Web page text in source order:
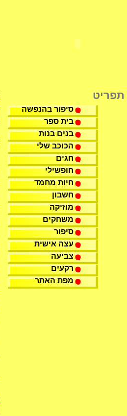
תפריט
סיפור בהנפשה
בית ספר
בנים בנות
הכוכב שלי
חגים
חופשילי
חיות מחמד
חשבון
מוזיקה
משחקים
סיפור
עצה אישית
צביעה
רקעים
מפת האתר